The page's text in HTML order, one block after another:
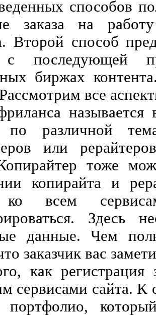
способов
заказа на
Второй способ
с последующей
биржах
все
называется
по различной
или
тоже
копирайта и
ко всем
Здесь
данные. Чем
заказчик вас
как регистрация
сервисами сайта. К
портфолио,